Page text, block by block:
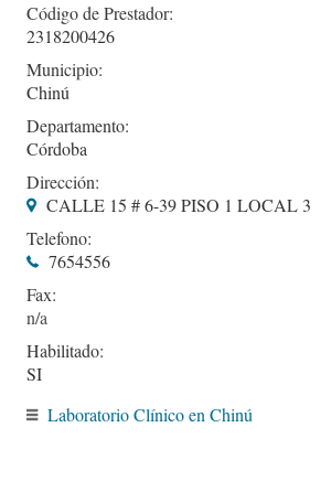
Código de Prestador:
2318200426
Municipio:
Chinú
Departamento:
Córdoba
Dirección:
CALLE 15 # 6-39 PISO 1 LOCAL 3
Telefono:
7654556
Fax:
Habilitado:
SI
Laboratorio Clínico en Chinú